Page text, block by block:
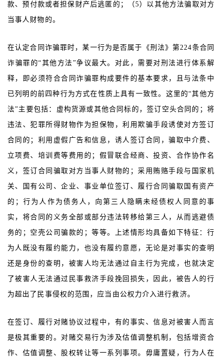
款、预付款或者担保财产后逃匿的；（5）以其他方法骗取对方
当事人财物的。
在认定合同诈骗罪时，某一行为是否属于《刑法》第224条合同
诈骗罪的“其他方法”争议最大。对此，需要对刑法进行体系解
释，即必须符合合同诈骗罪构成要件的基本要求，且与法条中
已列明的前四种行为方式在性质上具有一致性。这里的“其他方
法”主要包括：虚构货源或其他合同标的，签订空头合同的；将
违法、犯罪所得财物作为担保物，利用欺骗手段诱使对方签订
合同的；利用虚假广告和信息，诱人签订合同，骗取中介费、
立项费、培训费等费用的；假冒联合经商、投资、合作协作名
义，签订合同骗取对方当事人财物的；采用贿赂手段与国家机
关、国有公司、企业、事业单位签订、履行合同骗取国有资产
的；行为人作为债务人，向第三人隐瞒未经债权人同意的事
实，将合同的义务全部或部分违法转移给第三人，从而逃避债
务的；空壳公司骗款的；等等。上述情形均具备如下特征：行
为人既没有履约能力，也没有履约意愿，无论是对事实的查明
还是身份的查明，被害人均无法通过自主行为完成，也就决定
了被害人无法通过民事救济手段挽回损失，因此，被告人的行
为超出了民事侵权的范围，应当由公权力介入进行救济。
在签订、履行对赌协议过程中，有的事实、信息对被害人而言
是极其重要的。对赌交易行为涉及估值调整机制，包括增资合
作、估值调整、股权转让等一系列事项。毋庸置疑，行为人在